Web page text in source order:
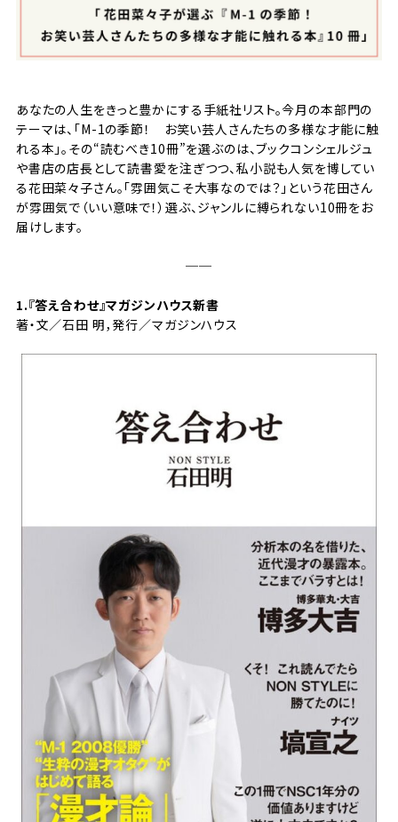
あなたの人生をきっと豊かにする手紙社リスト。今月の本部門の
テーマは、「M-1の季節！ お笑い芸人さんたちの多様な才能に触
れる本」。その“読むべき10冊”を選ぶのは、ブックコンシェルジュ
や書店の店長として読書愛を注ぎつつ、私小説も人気を博してい
る花田菜々子さん。「雰囲気こそ大事なのでは？」という花田さん
が雰囲気で（いい意味で！）選ぶ、ジャンルに縛られない10冊をお
届けします。
──
1.『答え合わせ』マガジンハウス新書
著・文／石田 明，発行／マガジンハウス